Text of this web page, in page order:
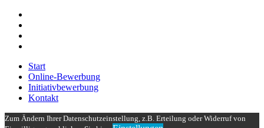
Close
Menu
Start
Online-Bewerbung
Initiativbewerbung
Kontakt
Zum Ändern Ihrer Datenschutzeinstellung, z.B. Erteilung oder Widerruf von